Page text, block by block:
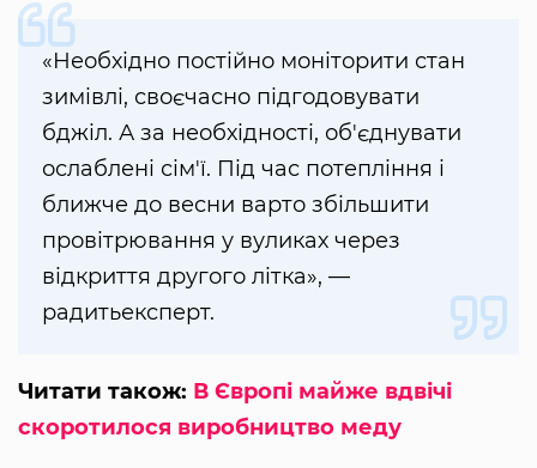
«Необхідно постійно моніторити стан
зимівлі, своєчасно підгодовувати
бджіл. А за необхідності, об'єднувати
ослаблені сім'ї. Під час потепління і
ближче до весни варто збільшити
провітрювання у вуликах через
відкриття другого літка», —
радитьексперт.
Читати також: В Європі майже вдвічі
скоротилося виробництво меду